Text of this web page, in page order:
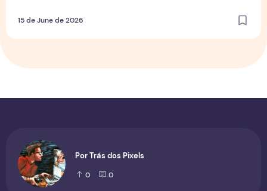
15 de June de 2026
Por Trás dos Pixels
0 0